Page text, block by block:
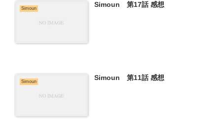
Simoun Simoun 第17話 感想
Simoun Simoun 第11話 感想